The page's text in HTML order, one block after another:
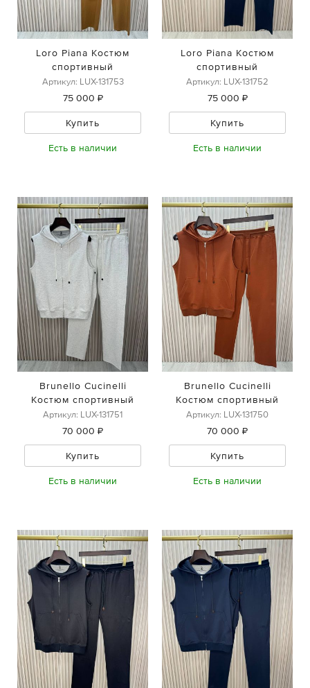
Loro Piana Костюм
спортивный
Артикул: LUX-131753
75 000 ₽
Купить
Есть в наличии
Loro Piana Костюм
спортивный
Артикул: LUX-131752
75 000 ₽
Купить
Есть в наличии
Brunello Cucinelli
Костюм спортивный
Артикул: LUX-131751
70 000 ₽
Купить
Есть в наличии
Brunello Cucinelli
Костюм спортивный
Артикул: LUX-131750
70 000 ₽
Купить
Есть в наличии